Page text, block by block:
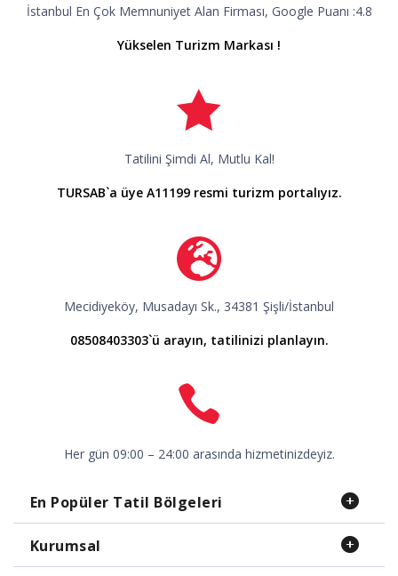
İstanbul En Çok Memnuniyet Alan Firması, Google Puanı :4.8
Yükselen Turizm Markası !
Tatilini Şimdi Al, Mutlu Kal!
TURSAB`a üye A11199 resmi turizm portalıyız.
Mecidiyeköy, Musadayı Sk., 34381 Şişli/İstanbul
08508403303`ü arayın, tatilinizi planlayın.
Her gün 09:00 – 24:00 arasında hizmetinizdeyiz.
En Popüler Tatil Bölgeleri
Kurumsal